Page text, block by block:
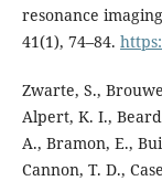
resonance
41(1), 74–84.
Zwarte, S.,
Alpert, K. I.,
A., Bramon, E.,
Cannon, T. D.,